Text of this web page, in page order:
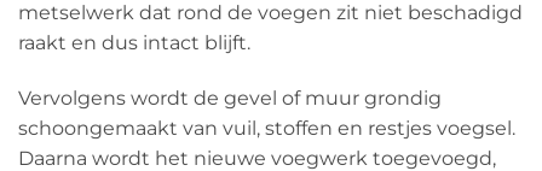
metselwerk dat rond de voegen zit niet beschadigd
raakt en dus intact blijft.
Vervolgens wordt de gevel of muur grondig
schoongemaakt van vuil, stoffen en restjes voegsel.
Daarna wordt het nieuwe voegwerk toegevoegd,